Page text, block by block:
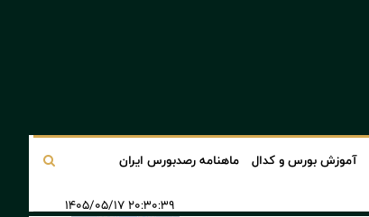
آموزش بورس و کدال ماهنامه رصدبورس ایران
۲۰:۳۰:۳۹ ۱۴۰۵/۰۵/۱۷